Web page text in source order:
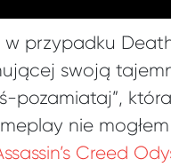
przypadku
swoją
pozamiataj”,
nie
Creed